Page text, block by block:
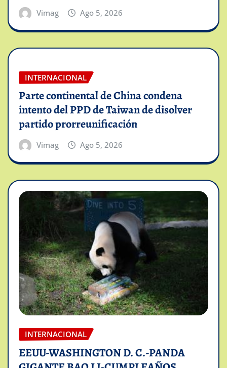
Vimag Ago 5, 2026
INTERNACIONAL
Parte continental de China condena
intento del PPD de Taiwan de disolver
partido prorreunificación
Vimag Ago 5, 2026
INTERNACIONAL
EEUU-WASHINGTON D. C.-PANDA